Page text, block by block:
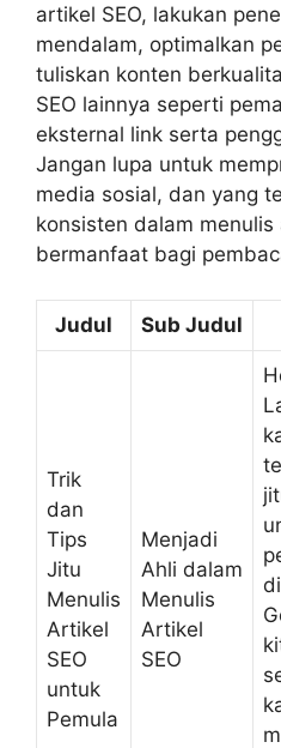
artikel SEO, lakukan
mendalam, optimalkan
tuliskan konten
SEO lainnya seperti
eksternal link serta
Jangan lupa untuk
media sosial, dan yang
konsisten dalam menulis
bermanfaat bagi
Judul Sub Judul
Trik
dan
Tips
Jitu
Menulis
Artikel
SEO
untuk
Pemula
Menjadi
Ahli dalam
Menulis
Artikel
SEO